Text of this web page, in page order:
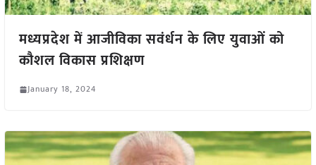
मध्यप्रदेश में आजीविका सवंर्धन के लिए युवाओं को
कौशल विकास प्रशिक्षण
January 18, 2024